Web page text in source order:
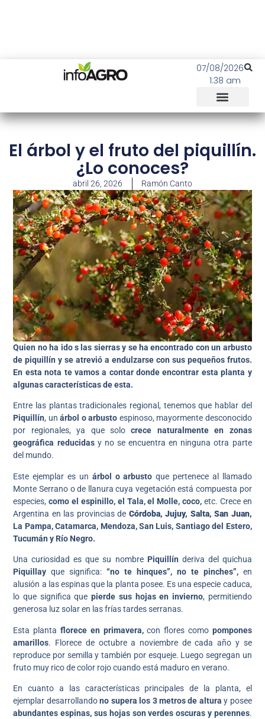
07/08/2026
1:38 am
El árbol y el fruto del piquillín.
¿Lo conoces?
abril 26, 2026 Ramón Canto
Quien no ha ido s las sierras y se ha encontrado con un arbusto
de piquillín y se atrevió a endulzarse con sus pequeños frutos.
En esta nota te vamos a contar donde encontrar esta planta y
algunas características de esta.
Entre las plantas tradicionales regional, tenemos que hablar del
Piquillín, unárbol o arbusto espinoso, mayormente desconocido
por regionales, ya que solocrece naturalmente en zonas
geográfica reducidasy no se encuentra en ninguna otra parte
del mundo.
Este ejemplar es un árbol o arbusto que pertenece al llamado
Monte Serrano o de llanura cuya vegetación está compuesta por
especies,como el espinillo, el Tala, el Molle, coco, etc. Crece en
Argentina en las provincias de Córdoba, Jujuy, Salta, San Juan,
La Pampa, Catamarca, Mendoza, San Luis, Santiago del Estero,
Tucumán y Río Negro.
Una curiosidad es que su nombre Piquillín deriva del quichua
Piquillay que significa:“no te hinques”, no te pinches”,en
alusión a las espinas que la planta posee. Es una especie caduca,
lo que significa quepierde sus hojas en invierno, permitiendo
generosa luz solar en las frías tardes serranas.
Esta planta florece en primavera,con flores como pompones
amarillos. Florece de octubre a noviembre de cada año y se
reproduce por semilla y también por esqueje. Luego segregan un
fruto muy rico de color rojo cuando está maduro en verano.
En cuanto a las características principales de la planta, el
ejemplar desarrollandono supera los 3 metros de altura y posee
abundantes espinas, sus hojas son verdes oscuras y perennes.